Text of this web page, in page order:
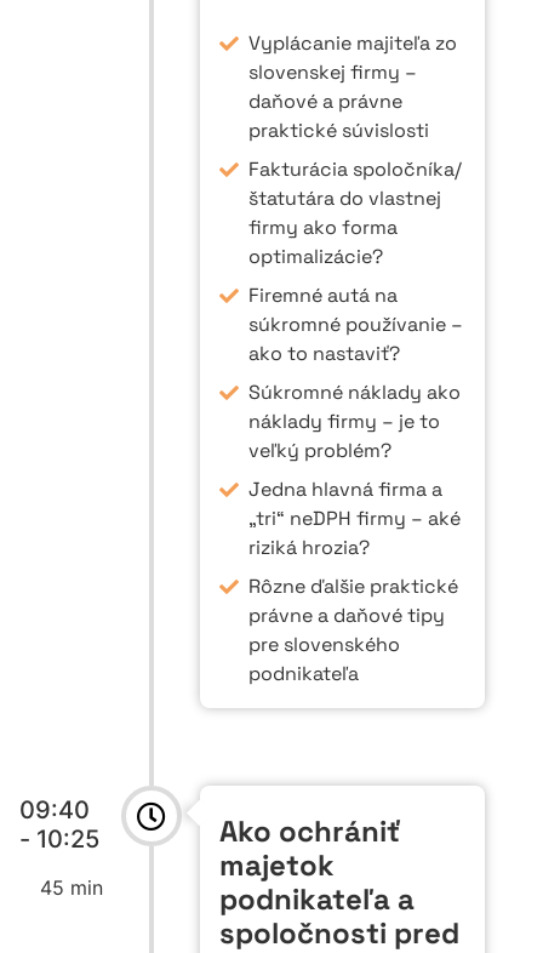
Vyplácanie majiteľa zo
slovenskej firmy –
daňové a právne
praktické súvislosti
Fakturácia spoločníka/
štatutára do vlastnej
firmy ako forma
optimalizácie?
Firemné autá na
súkromné používanie –
ako to nastaviť?
Súkromné náklady ako
náklady firmy – je to
veľký problém?
Jedna hlavná firma a
„tri“ neDPH firmy – aké
riziká hrozia?
Rôzne ďalšie praktické
právne a daňové tipy
pre slovenského
podnikateľa
09:40
- 10:25
45 min
Ako ochrániť
majetok
podnikateľa a
spoločnosti pred